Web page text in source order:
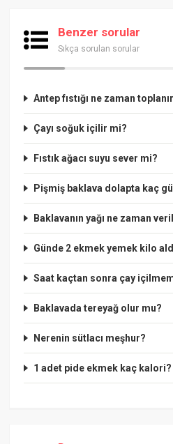
Benzer sorular
Sıkça sorulan sorular
Antep fıstığı ne zaman
Çayı soğuk içilir mi?
Fıstık ağacı suyu sever mi?
Pişmiş baklava dolapta kaç
Baklavanın yağı ne zaman
Günde 2 ekmek yemek kilo
Saat kaçtan sonra çay
Baklavada tereyağ olur mu?
Nerenin sütlacı meşhur?
1 adet pide ekmek kaç kalori?